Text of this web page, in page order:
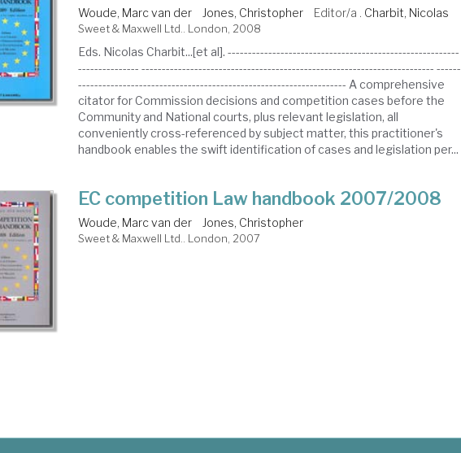
Woude, Marc van der Jones, Christopher Editor/a . Charbit, Nicolas
Sweet & Maxwell Ltd.. London, 2008
Eds. Nicolas Charbit...[et al]. ---------------------------------------------------------
--------------- ------------------------------------------------------------------------ ------
------------------------------------------------------------------ A comprehensive
citator for Commission decisions and competition cases before the
Community and National courts, plus relevant legislation, all
conveniently cross-referenced by subject matter, this practitioner's
handbook enables the swift identification of cases and legislation per...
EC competition Law handbook 2007/2008
Woude, Marc van der Jones, Christopher
Sweet & Maxwell Ltd.. London, 2007